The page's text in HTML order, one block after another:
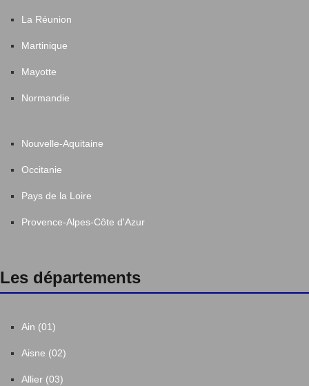
La Réunion
Martinique
Mayotte
Normandie
Nouvelle-Aquitaine
Occitanie
Pays de la Loire
Provence-Alpes-Côte d'Azur
Les départements
Ain (01)
Aisne (02)
Allier (03)